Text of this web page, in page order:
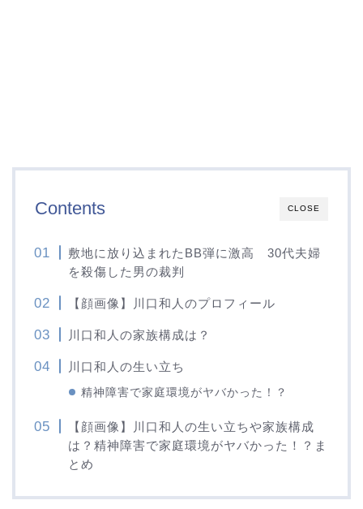
CLOSE
Contents
敷地に放り込まれたBB弾に激高 30代夫婦
を殺傷した男の裁判
【顔画像】川口和人のプロフィール
川口和人の家族構成は？
川口和人の生い立ち
精神障害で家庭環境がヤバかった！？
【顔画像】川口和人の生い立ちや家族構成
は？精神障害で家庭環境がヤバかった！？ま
とめ